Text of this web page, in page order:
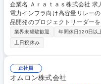
企業名 Ａｒａｔａｓ株式会社 求人名 【旧オムロン電子部品事業部/岡山】
電力インフラ向け高容量リレーの商品開発PL 仕事の
品開発のプロジェクトリーダーを担ってい
断チーム(CFT)の統括運営 ■プロ
スケジュール管理 ■問題発生時の対策立案/実行 【
Microsoft office ■3D-
定/実験装置 募集職種 【旧オムロン電子部品事業部/岡山】電力インフラ向
け高容量リレーの商品開発PL
業界未経験歓迎 年間休日120日以
土日祝休み
正社員
オムロン株式会社